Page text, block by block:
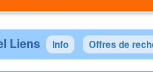
Liens Info Offres de